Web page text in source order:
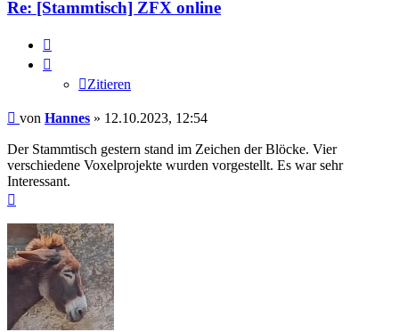
Re: [Stammtisch] ZFX online
Zitieren
Beitrag
von Hannes » 12.10.2023, 12:54
Der Stammtisch gestern stand im Zeichen der Blöcke. Vier
verschiedene Voxelprojekte wurden vorgestellt. Es war sehr
Interessant.